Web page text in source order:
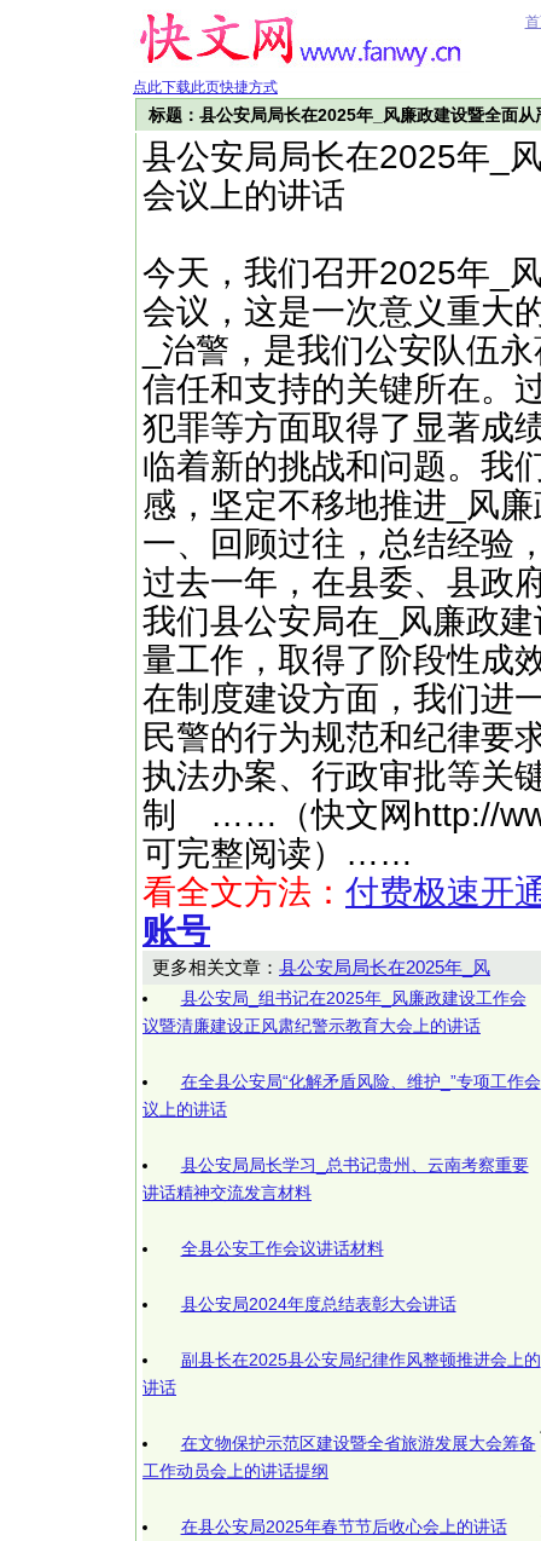
点此下载此页快捷方式
标题：县公安局局长在2025年_风廉政建设暨全面
县公安局局长在2025年_
会议上的讲话
今天，我们召开2025年_
会议，这是一次意义重大
_治警，是我们公安队伍
信任和支持的关键所在。
犯罪等方面取得了显著成
临着新的挑战和问题。我
感，坚定不移地推进_风
一、回顾过往，总结经验
过去一年，在县委、县政
我们县公安局在_风廉政
量工作，取得了阶段性成
在制度建设方面，我们进
民警的行为规范和纪律要
执法办案、行政审批等关
制 ……（快文网http://
可完整阅读）……
看全文方法： 付费极速开
账号
更多相关文章： 县公安局局长在2025年_风
县公安局_组书记在2025年_风廉政建设工作会
议暨清廉建设正风肃纪警示教育大会上的讲话
在全县公安局“化解矛盾风险、维护_”专项工作会
议上的讲话
县公安局局长学习_总书记贵州、云南考察重要
讲话精神交流发言材料
全县公安工作会议讲话材料
县公安局2024年度总结表彰大会讲话
副县长在2025县公安局纪律作风整顿推进会上的
讲话
在文物保护示范区建设暨全省旅游发展大会筹备
工作动员会上的讲话提纲
在县公安局2025年春节节后收心会上的讲话